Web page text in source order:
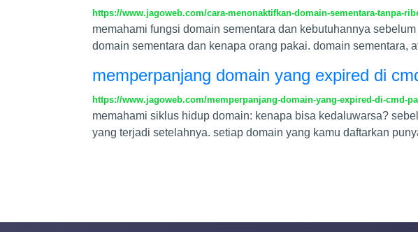
https://www.jagoweb.com/cara-menonaktifkan-domain-sementara-tanpa-
memahami fungsi domain sementara dan kebutuhannya
domain sementara dan kenapa orang pakai. domain sementara,
memperpanjang domain yang expired di
https://www.jagoweb.com/memperpanjang-domain-yang-expired-di-cmd-
memahami siklus hidup domain: kenapa bisa kedaluwarsa?
yang terjadi setelahnya. setiap domain yang kamu daftarkan